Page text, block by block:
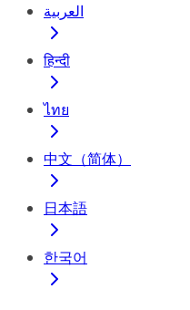
العربية
हिन्दी
ไทย
中文（简体）
日本語
한국어